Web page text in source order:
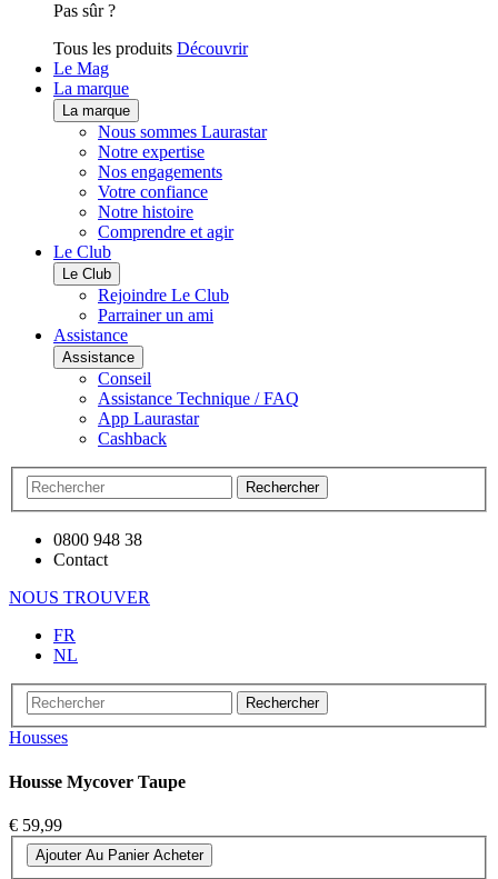
Pas sûr ?
Tous les produits Découvrir
Le Mag
La marque
La marque
Nous sommes Laurastar
Notre expertise
Nos engagements
Votre confiance
Notre histoire
Comprendre et agir
Le Club
Le Club
Rejoindre Le Club
Parrainer un ami
Assistance
Assistance
Conseil
Assistance Technique / FAQ
App Laurastar
Cashback
Rechercher
0800 948 38
Contact
NOUS TROUVER
FR
NL
Rechercher
Housses
Housse Mycover Taupe
€ 59,99
Ajouter Au Panier Acheter